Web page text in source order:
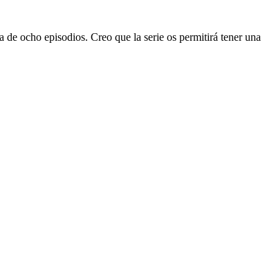
ocho episodios. Creo que la serie os permitirá tener una